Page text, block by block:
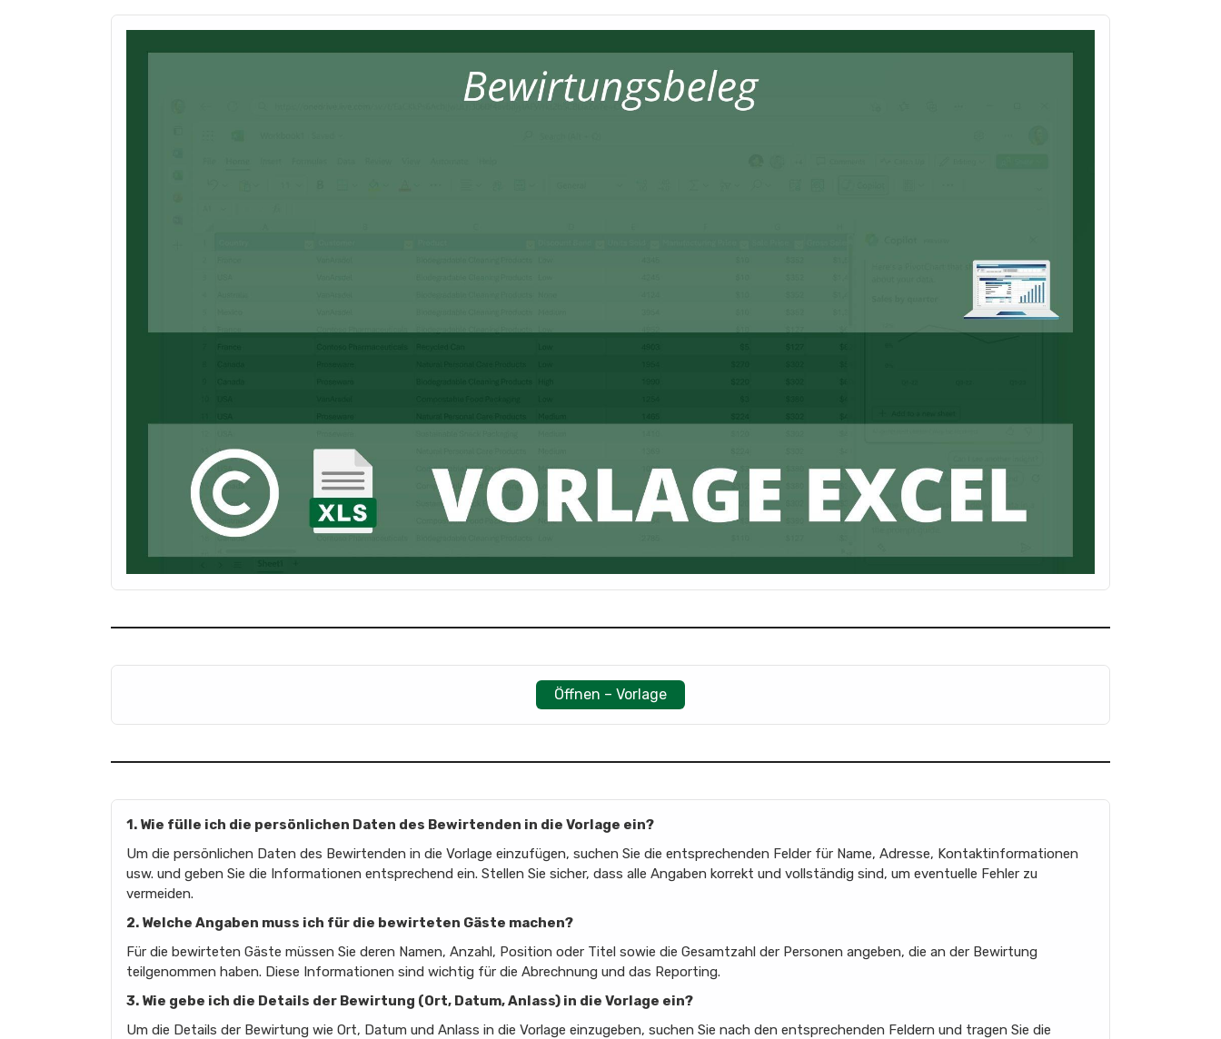
Öffnen – Vorlage
1. Wie fülle ich die persönlichen Daten des Bewirtenden in die Vorlage ein?
Um die persönlichen Daten des Bewirtenden in die Vorlage einzufügen, suchen Sie die entsprechenden Felder für Name, Adresse, Kontaktinformationen
usw. und geben Sie die Informationen entsprechend ein. Stellen Sie sicher, dass alle Angaben korrekt und vollständig sind, um eventuelle Fehler zu
vermeiden.
2. Welche Angaben muss ich für die bewirteten Gäste machen?
Für die bewirteten Gäste müssen Sie deren Namen, Anzahl, Position oder Titel sowie die Gesamtzahl der Personen angeben, die an der Bewirtung
teilgenommen haben. Diese Informationen sind wichtig für die Abrechnung und das Reporting.
3. Wie gebe ich die Details der Bewirtung (Ort, Datum, Anlass) in die Vorlage ein?
Um die Details der Bewirtung wie Ort, Datum und Anlass in die Vorlage einzugeben, suchen Sie nach den entsprechenden Feldern und tragen Sie die